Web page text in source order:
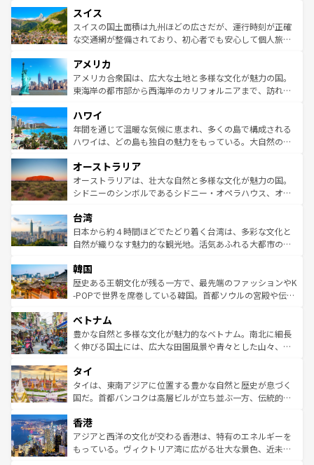
れる地方に足を運ぶとそれぞれで全く異なる文化を体験で
きるだろう。 なお、新着のフランス情報はコンテンツ一覧
を参照してほしい。
は、お酒好きな人にはぜひ体験してほしい。 なお、新着の
ドイツ情報はコンテンツ一覧を参照してほしい。
リアごとに異なる魅力がある。また、優雅なアフタヌーン
ティー、ビール好きにはたまらない英国パブ、サッカー観
戦など、本場だからこそできる体験も豊富。イギリスを旅
ンツ一覧を参照してほしい。
スイス
スイスの国土面積は九州ほどの広さだが、運行時刻が正確
な交通網が整備されており、初心者でも安心して個人旅行
の建物がそのまま残る町や、スイスならではのユニークな
博物館もあり、アルプス観光だけでなく町歩きも満喫する
ことができる。国民の所得が高いため物価も高いが、旅行
ば市内交通費無料で観光を楽しむこともできる。 なお、新
着のスイス情報はコンテンツ一覧 を参照してほしい。
アメリカ
アメリカ合衆国は、広大な土地と多様な文化が魅力の国。
東海岸の都市部から西海岸のカリフォルニアまで、訪れる
のような巨大都市は、観光、ショッピング、エンターテイ
ンメントが詰まった刺激的なスポットだ。一方、アメリカ
西部には大自然が広がり、グランドキャニオンやイエロー
部のニューオーリンズでは、音楽と美食が融合した独特の
文化が魅力。旅行者はアメリカの各地域で異なる魅力を楽
しみながら、その多様性と豊かな歴史を感じることができ
ならではの贅沢な旅のスタイルだ。 なお、新着のアメリカ
情報はコンテンツ一覧を参照してほしい。
ハワイ
年間を通じて温暖な気候に恵まれ、多くの島で構成される
ハワイは、どの島も独自の魅力をもっている。大自然の神
ワイ島は見逃せない。また、定番の観光地といえばオアフ
島だが、静かな自然を求めるならマウイ島やカウアイ島が
おすすめ。エメラルドグリーンに輝く海をはじめ、豊かな
れるおもてなしの心で訪れる人々を迎えてくれるハワイの
人々、おいしいローカルフードやハワイアンミュージッ
ク、伝統的なフラダンスなど、すべてがハワイの魅力を彩
ワイを、存分に味わってほしい。 なお、新着のハワイ情報
はコンテンツ一覧を参照してほしい。
オーストラリア
オーストラリアは、壮大な自然と多様な文化が魅力の国。
シドニーのシンボルであるシドニー・オペラハウス、オー
リアリーフや大陸中央部にそびえるウルル（エアーズロッ
ク）、タスマニアの美しい原生林やケアンズの熱帯雨林な
ど、見どころがたくさん。また、カフェやワイン、オージ
いる。アクティビティも充実しており、サーフィンやダイ
ビング、ハイキングなど、アウトドア好きにはたまらな
い。オーストラリアの多彩な魅力を存分に味わいつくそ
参照してほしい。
台湾
日本から約４時間ほどでたどり着く台湾は、多彩な文化と
自然が織りなす魅力的な観光地。活気あふれる大都市の台
ン）、静ひつな山岳地帯である台湾東部など、都市の喧騒
と山間の静けさが共存しており、訪れる人に新しい発見と
驚きをもたらしてくれる。また、奥深い台湾の食文化も魅
容にもいいと評判のスイーツなど、バラエティ豊かな料理
が味わえる。 なお、新着の台湾情報は コンテンツ一覧を参
照してほしい。
韓国
歴史ある王朝文化が残る一方で、最先端のファッションやK
-POPで世界を席巻している韓国。首都ソウルの宮殿や伝統
き、地方に足を延ばせば四季折々の自然美を楽しむことが
できる。そして、キムチや焼肉、絶品のストリートフード
まで、さまざまな韓国料理が待っている。夜には、韓国な
リティに包まれながら、韓国の多彩な魅力を心ゆくまで味
わってみてほしい。 なお、新着の韓国情報はコンテンツ一
覧を参照してほしい。
ベトナム
豊かな自然と多様な文化が魅力的なベトナム。南北に細長
く伸びる国土には、広大な田園風景や青々とした山々、世
急速な発展と共に伝統が息づく。ハノイの古い町並みやホ
ーチミン市のフランス統治時代の建物も、独特の雰囲気を
醸し出している。また、バラエティの豊かさとおいしさで
とつ。フォーやバインミー、ベトナムコーヒーなどは、ぜ
ひ現地で味わいたい。どの地域を訪れてもあたたかい人々
が旅行者を迎えてくれるので、きっと忘れられない旅にな
タイ
タイは、東南アジアに位置する豊かな自然と歴史が息づく
国だ。首都バンコクは高層ビルが立ち並ぶ一方、伝統的な
の活気が交差している。北部ではチェンマイなどの山岳地
帯で自然と触れ合い、南部ではプーケットやクラビの美し
いビーチでリゾート気分を楽しむことができる。タイ料理
香港
アジアと西洋の文化が交わる香港は、特有のエネルギーを
もっている。ヴィクトリア湾に広がる壮大な景色、近未来